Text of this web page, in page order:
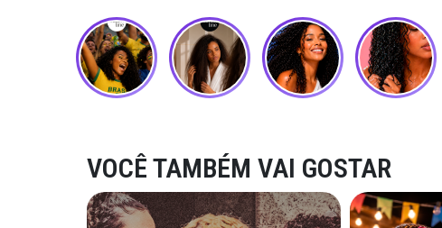
VOCÊ TAMBÉM VAI GOSTAR